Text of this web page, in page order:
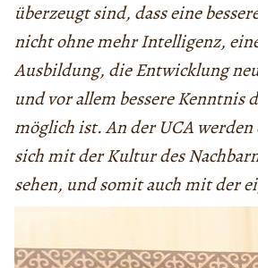
überzeugt sind, dass eine
nicht ohne mehr Intelligenz,
Ausbildung, die Entwicklung
und vor allem bessere Kenntnis
möglich ist. An der UCA
sich mit der Kultur des
sehen, und somit auch mit der